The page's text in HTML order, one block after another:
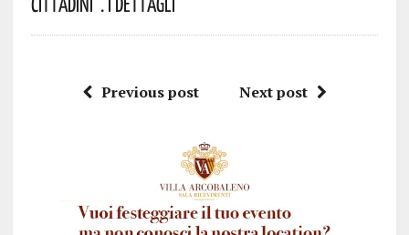
Previous post Next post